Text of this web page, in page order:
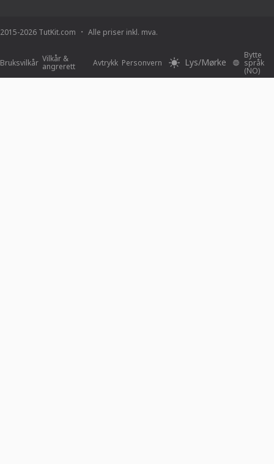
2015-2026 TutKit.com Alle priser inkl. mva.
Bruksvilkår Vilkår &
angrerett Avtrykk Personvern Lys/Mørke
Bytte
språk
(NO)